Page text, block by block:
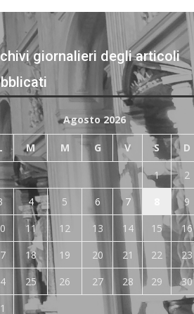
giornalieri degli articoli
Agosto 2026
M M G V S D
1
2
4 5 6 7
9
11 12 13 14 15
16
18 19 20 21 22
23
25 26 27 28 29
30